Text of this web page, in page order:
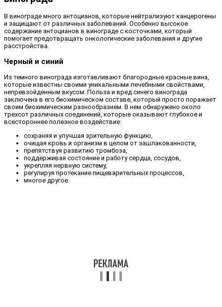
В винограде много антоцианов, которые нейтрализуют канцерогены
и защищают от различных заболеваний. Особенно высокое
содержание антоцианов в винограде с косточками, который
помогает предотвращать онкологические заболевания и другие
расстройства.
Черный и синий
Из темного винограда изготавливают благородные красные вина,
которые известны своими уникальными лечебными свойствами,
непревзойденным вкусом. Польза и вред синего винограда
заключена в его биохимическом составе, который просто поражает
своим биохимическим разнообразием. В нем обнаружено около
трехсот различных соединений, которые оказывают глубокое и
всестороннее полезное воздействие:
сохраняя и улучшая зрительную функцию,
очищая кровь и организм в целом от зашлакованности,
препятствуя развитию тромбоза,
поддерживая состояние и работу сердца, сосудов,
укрепляя нервную систему,
регулируя протекание пищеварительных процессов,
многое другое.